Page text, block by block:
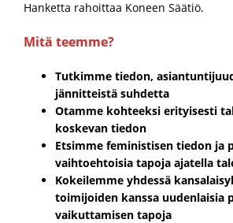
Hanketta rahoittaa Koneen Säätiö.
Mitä teemme?
Tutkimme tiedon,
jännitteistä suhdetta
Otamme kohteeksi erityisesti
koskevan tiedon
Etsimme feministisen tiedon ja
vaihtoehtoisia tapoja ajatella
Kokeilemme yhdessä
toimijoiden kanssa uudenlaisia
vaikuttamisen tapoja